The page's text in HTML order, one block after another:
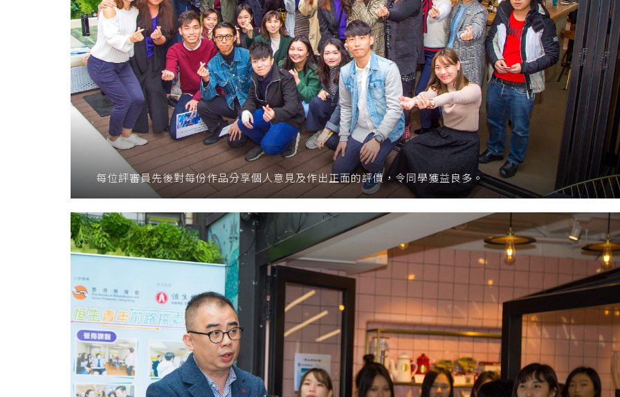
每位評審員先後對每份作品分享個人意見及作出正面的評價，令同學獲益良多。